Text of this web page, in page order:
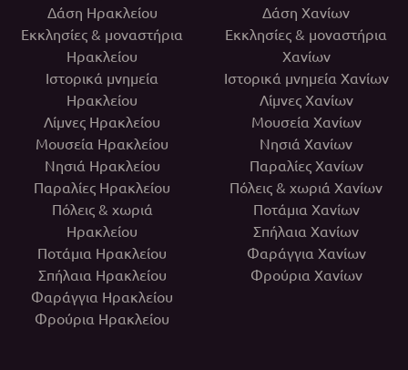
Δάση Ηρακλείου
Εκκλησίες & μοναστήρια
Ηρακλείου
Ιστορικά μνημεία
Ηρακλείου
Λίμνες Ηρακλείου
Μουσεία Ηρακλείου
Νησιά Ηρακλείου
Παραλίες Ηρακλείου
Πόλεις & χωριά
Ηρακλείου
Ποτάμια Ηρακλείου
Σπήλαια Ηρακλείου
Φαράγγια Ηρακλείου
Φρούρια Ηρακλείου
Δάση Χανίων
Εκκλησίες & μοναστήρια
Χανίων
Ιστορικά μνημεία Χανίων
Λίμνες Χανίων
Μουσεία Χανίων
Νησιά Χανίων
Παραλίες Χανίων
Πόλεις & χωριά Χανίων
Ποτάμια Χανίων
Σπήλαια Χανίων
Φαράγγια Χανίων
Φρούρια Χανίων